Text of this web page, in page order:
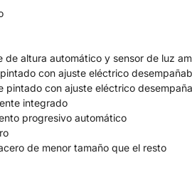
de altura automático y sensor de luz
con ajuste eléctrico
con ajuste eléctrico
integrado
progresivo automático
de menor tamaño que el resto